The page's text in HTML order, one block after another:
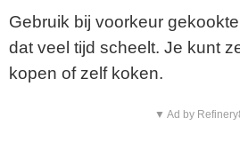
Gebruik bij voorkeur
dat veel tijd scheelt. Je kunt
kopen of zelf koken.
▼ Ad by